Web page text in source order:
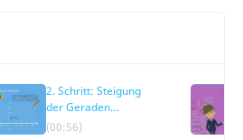
2. Schritt: Steigung
der Geraden
einzeichnen
(00:56)